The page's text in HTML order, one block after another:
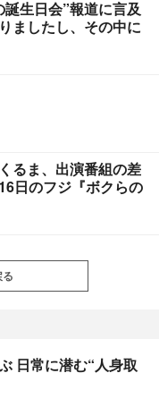
生日会”報道に言及
ましたし、その中に
るま、出演番組の差
日のフジ『ボクらの
日常に潜む“人身取